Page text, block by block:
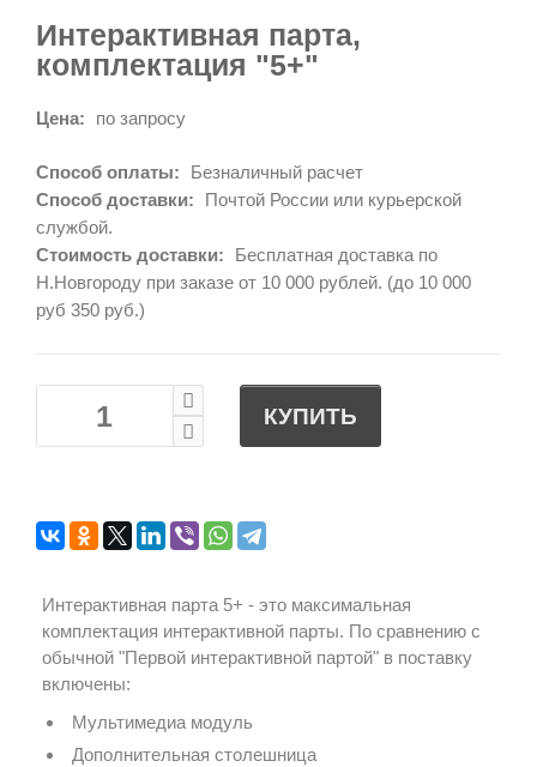
Интерактивная парта,
комплектация "5+"
Цена: по запросу
Способ оплаты:
Безналичный расчет
Способ доставки:
Почтой России или курьерской
службой.
Стоимость доставки:
Бесплатная доставка по
Н.Новгороду при заказе от 10 000 рублей. (до 10 000
руб 350 руб.)
КУПИТЬ
Интерактивная парта 5+ - это максимальная
комплектация интерактивной парты. По сравнению с
обычной "Первой интерактивной партой" в поставку
включены:
Мультимедиа модуль
Дополнительная столешница